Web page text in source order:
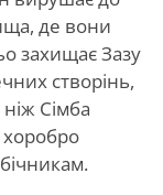
де вони
захищає Зазу
створінь,
Сімба